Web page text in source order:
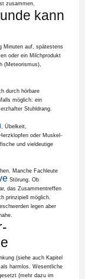
zusammen.
kann
Minuten auf, spätestens
oder ein Milchprodukt
(Meteorismus),
durch hörbare
möglich: ein
Stuhldrang.
, Übelkeit,
oder Muskel-
und vieldeutige
Manche Fachleute
Störung. Ob
das Zusammentreffen
prinzipiell möglich.
legen aber
(siehe auch Kapitel
harmlos. Wesentliche
(mehr dazu im